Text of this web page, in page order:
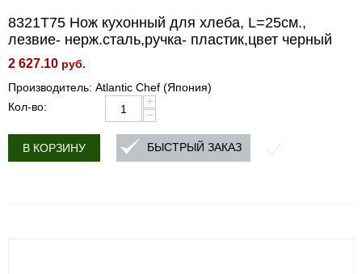
8321T75 Нож кухонный для хлеба, L=25см.,
лезвие- нерж.сталь,ручка- пластик,цвет черный
2 627.10 руб.
Производитель: Atlantic Chef (Япония)
Кол-во:
+
−
В КОРЗИНУ БЫСТРЫЙ ЗАКАЗ